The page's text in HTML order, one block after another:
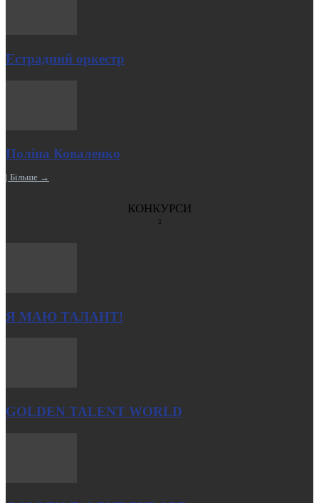
Естрадний оркестр
Поліна Коваленко
| Більше →
КОНКУРСИ
Я МАЮ ТАЛАНТ!
GOLDEN TALENT WORLD